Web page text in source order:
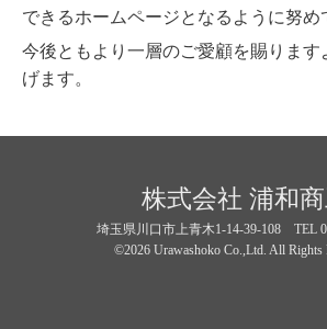
できるホームページとなるように努め
今後ともより一層のご愛顧を賜ります
げます。
株式会社 浦和
埼玉県川口市上青木1-14-39-108 TEL
©2026 Urawashoko Co.,Ltd. All Rights